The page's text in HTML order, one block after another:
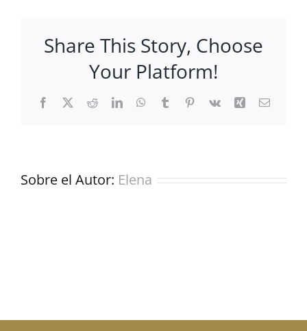
Share This Story, Choose
Your Platform!
Facebook
X RedditLinkedInWhatsApp
TumblrPinterest
Vk Xing Correo
Sobre el Autor: Elena